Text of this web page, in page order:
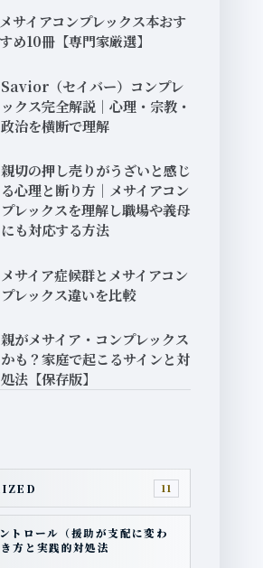
メサイアコンプレックス本おす
すめ10冊【専門家厳選】
Savior（セイバー）コンプレ
ックス完全解説｜心理・宗教・
政治を横断で理解
親切の押し売りがうざいと感じ
る心理と断り方｜メサイアコン
プレックスを理解し職場や義母
にも対応する方法
メサイア症候群とメサイアコン
プレックス違いを比較
親がメサイア・コンプレックス
かも？家庭で起こるサインと対
処法【保存版】
11
トロール（援助が支配に変わ
方と実践的対処法